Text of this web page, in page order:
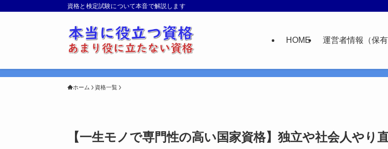
資格と検定試験について本音で解説します
HOME 運営者情報（保
ホーム 資格一覧
【一生モノで専門性の高い国家資格】独立や社会人やり